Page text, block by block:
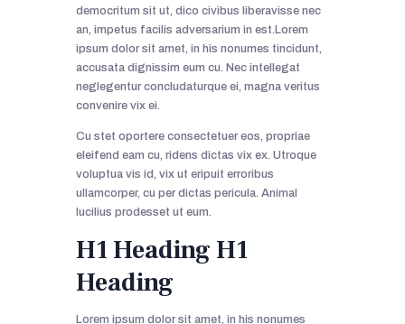
democritum sit ut, dico civibus liberavisse nec
an, impetus facilis adversarium in est.Lorem
ipsum dolor sit amet, in his nonumes tincidunt,
accusata dignissim eum cu. Nec intellegat
neglegentur concludaturque ei, magna veritus
convenire vix ei.
Cu stet oportere consectetuer eos, propriae
eleifend eam cu, ridens dictas vix ex. Utroque
voluptua vis id, vix ut eripuit erroribus
ullamcorper, cu per dictas pericula. Animal
lucilius prodesset ut eum.
H1 Heading H1
Heading
Lorem ipsum dolor sit amet, in his nonumes